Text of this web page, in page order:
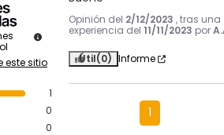
este sitio
1
0
0
Opinión del 2/12/2023 , tras una
experiencia del 11/11/2023 por
Útil(0) Informe
1